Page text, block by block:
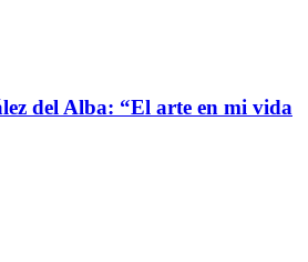
del Alba: “El arte en mi vida